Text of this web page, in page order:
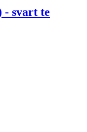
- svart te